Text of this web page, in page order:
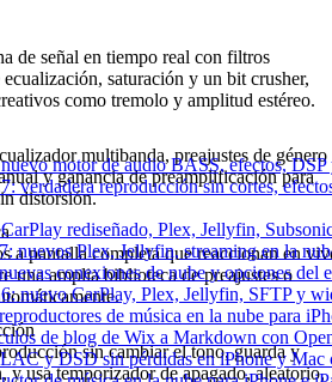
motor de audio BASS, efectos,
verdadera reproducción sin cortes,
rediseñado, Plex, Jellyfin,
nuevos Plex, Jellyfin, streaming en la
conexiones de nube y opciones del
nuevo CarPlay, Plex, Jellyfin, SFTP y
de música en la nube para
de blog de Wix a Markdown con
y DSD sin pérdidas en iPhone y Mac
de señal en tiempo real con filtros
saturación y un bit crusher,
como tremolo y amplitud estéreo.
multibanda, preajustes de género
y ganancia de preamplificación para
distorsión.
a pantalla completa que reaccionan en
una amplia biblioteca de preajustes o
sin cambiar el tono, guarda y
y usa temporizador de apagado, aleatorio,